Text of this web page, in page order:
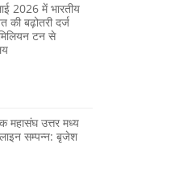
2026 में भारतीय
की बढ़ोतरी दर्ज
टन से
महासंघ उत्तर मध्य
सम्पन्न: बृजेश